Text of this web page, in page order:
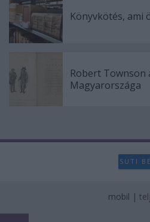
Könyvkötés, ami
Robert Townson
Magyarországa
SÜTI
mobil |